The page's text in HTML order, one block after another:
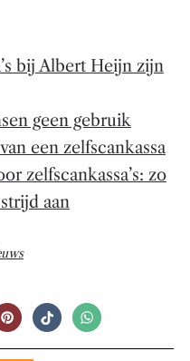
bij Albert Heijn zijn
geen gebruik
een zelfscankassa
zelfscankassa’s: zo
aan